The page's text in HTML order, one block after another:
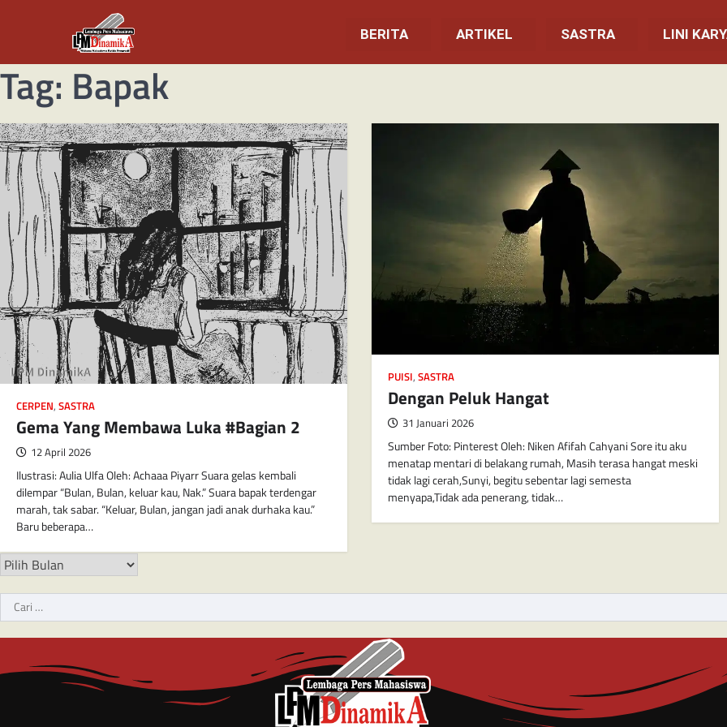
BERITA ARTIKEL SASTRA LINI
Tag: Bapak
CERPEN, SASTRA
Gema Yang Membawa Luka #Bagian 2
12 April 2026
Ilustrasi: Aulia Ulfa Oleh: Achaaa Piyarr Suara gelas kembali
dilempar “Bulan, Bulan, keluar kau, Nak.” Suara bapak terdengar
marah, tak sabar. “Keluar, Bulan, jangan jadi anak durhaka kau.”
Baru beberapa…
PUISI, SASTRA
Dengan Peluk Hangat
31 Januari 2026
Sumber Foto: Pinterest Oleh: Niken Afifah Cahyani Sore itu aku
menatap mentari di belakang rumah, Masih terasa hangat meski
tidak lagi cerah,Sunyi, begitu sebentar lagi semesta
menyapa,Tidak ada penerang, tidak…